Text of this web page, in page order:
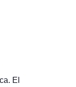
El